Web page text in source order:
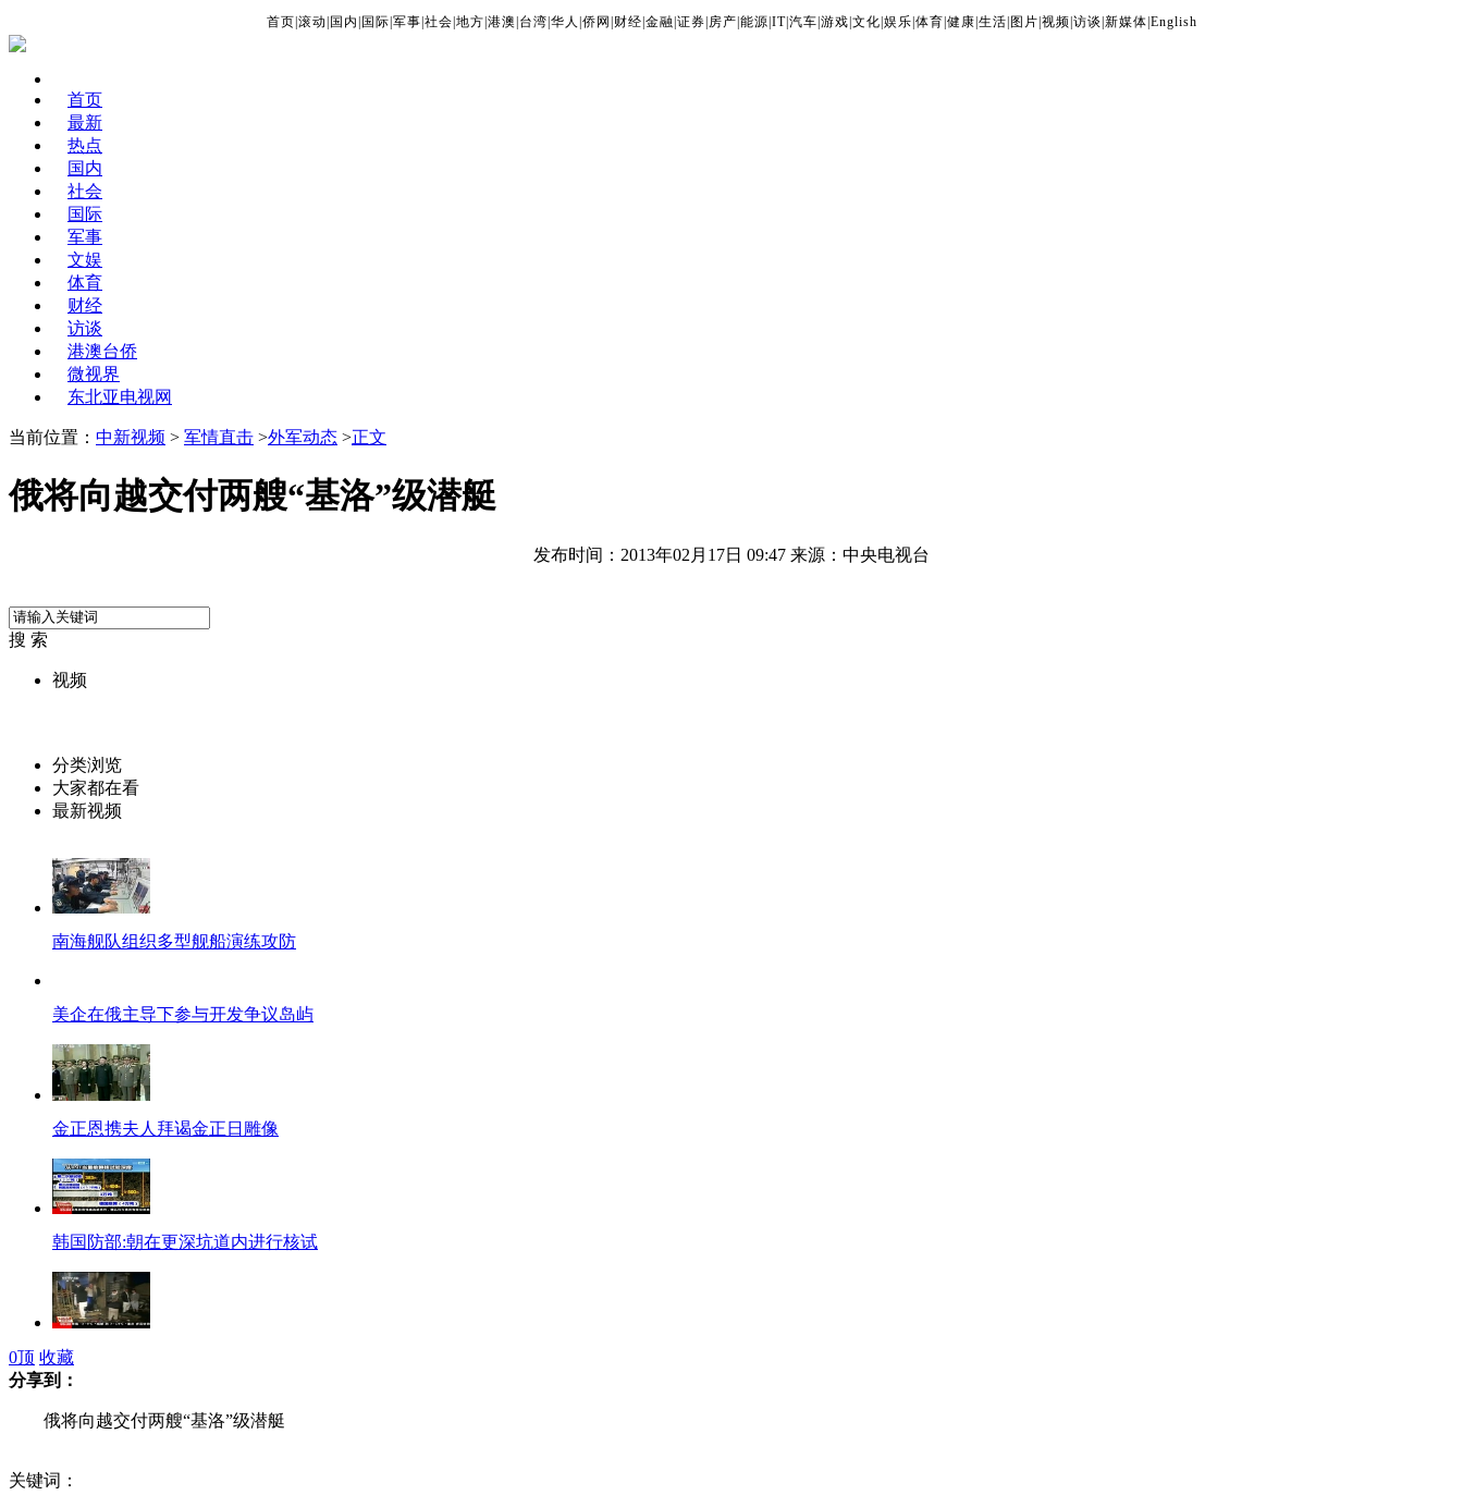
首页 滚动 国内 国际 军事 社会 地方 港澳 台湾 华人 侨网 财经 金融 证券 房产 能源 IT| 汽车 游戏 文化 娱乐 体育 健康 生活 图片 视频 访谈 新媒体 English
首页
最新
热点
国内
社会
国际
军事
文娱
体育
财经
访谈
港澳台侨
微视界
东北亚电视网
当前位置： 中新视频 > 军情直击 >外军动态 >正文
俄将向越交付两艘“基洛”级潜艇
发布时间：2013年02月17日 09:47 来源：中央电视台
搜 索
视频
分类浏览
大家都在看
最新视频
南海舰队组织多型舰船演练攻防
美企在俄主导下参与开发争议岛屿
金正恩携夫人拜谒金正日雕像
韩国防部:朝在更深坑道内进行核试
巴基斯坦奎达爆炸袭击已致63人死亡
美旧金山夜空现"火球" 疑为陨石
0顶 收藏
分享到：
俄将向越交付两艘“基洛”级潜艇
关键词：